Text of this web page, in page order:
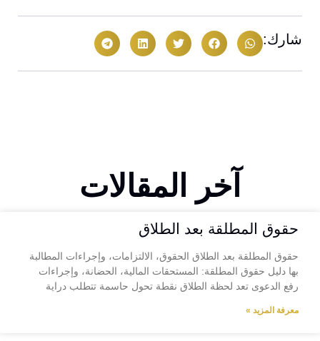
شارك:
آخر المقالات
حقوق المطلقة بعد الطلاق
حقوق المطلقة بعد الطلاق الحقوق، الالتزامات، وإجراءات المطالبة
بها دليل حقوق المطلقة: المستحقات المالية، الحضانة، وإجراءات
رفع الدعوى تعد لحظة الطلاق نقطة تحول حاسمة تتطلب دراية
معرفة المزيد »